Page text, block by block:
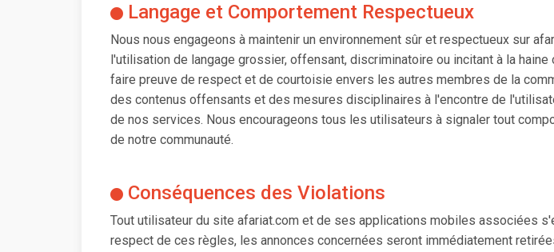
Langage et Comportement Respectueux
Nous nous engageons à maintenir un environnement sûr et respectueux sur
l'utilisation de langage grossier, offensant, discriminatoire ou incitant à la
faire preuve de respect et de courtoisie envers les autres membres de la
des contenus offensants et des mesures disciplinaires à l'encontre de
de nos services. Nous encourageons tous les utilisateurs à signaler tout
de notre communauté.
Conséquences des Violations
Tout utilisateur du site afariat.com et de ses applications mobiles associées
respect de ces règles, les annonces concernées seront immédiatement